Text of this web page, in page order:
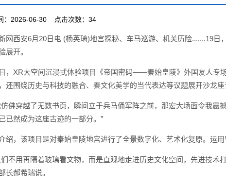
：2026-06-30 点击次数：34
网西安6月20日电 (杨英琦)地宫探秘、车马巡游、机关历险.......19
展开。
，XR大空间沉浸式体验项目《帝国密码——秦始皇陵》外国友人专
还围绕历史与科技的融合、秦文化美学的当代表达等议题展开沙龙座
仿佛穿越了无数书页，瞬间立于兵马俑军阵之前，那宏大场面令我震
已然成为这座古迹的一部分。”
绍，该项目是对秦始皇陵地宫进行了全景数字化、艺术化复原。运
们不用再隔着玻璃看文物，而是直观地走进历史文化空间，先进技术
长郝希瑞说。